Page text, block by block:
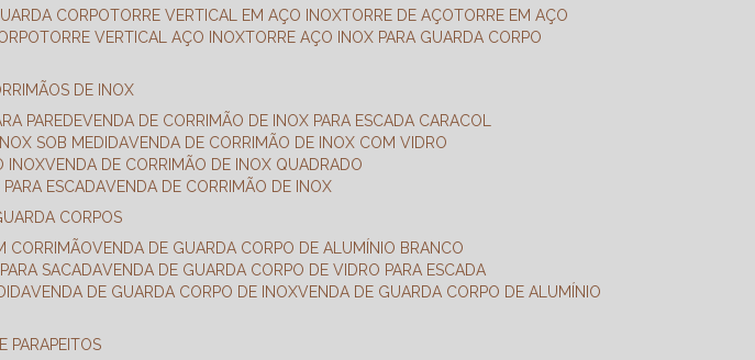
CORPO TORRE VERTICAL EM AÇO INOX TORRE DE AÇO TORRE EM AÇO
TORRE VERTICAL AÇO INOX TORRE AÇO INOX PARA GUARDA CORPO
DE INOX
PAREDE
VENDA DE CORRIMÃO DE INOX PARA ESCADA CARACOL
SOB MEDIDA
VENDA DE CORRIMÃO DE INOX COM VIDRO
INOX
VENDA DE CORRIMÃO DE INOX QUADRADO
PARA ESCADA
VENDA DE CORRIMÃO DE INOX
CORPOS
CORRIMÃO
VENDA DE GUARDA CORPO DE ALUMÍNIO BRANCO
SACADA
VENDA DE GUARDA CORPO DE VIDRO PARA ESCADA
VENDA DE GUARDA CORPO DE INOX
VENDA DE GUARDA CORPO DE ALUMÍNIO
PARAPEITOS